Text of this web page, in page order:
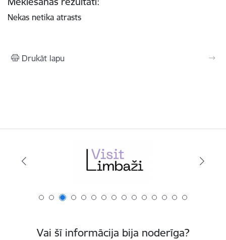
Nekas netika atrasts
Drukāt lapu
Vai šī informācija bija noderīga?